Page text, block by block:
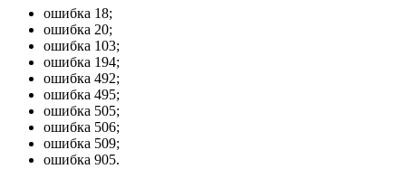
ошибка 18;
ошибка 20;
ошибка 103;
ошибка 194;
ошибка 492;
ошибка 495;
ошибка 505;
ошибка 506;
ошибка 509;
ошибка 905.